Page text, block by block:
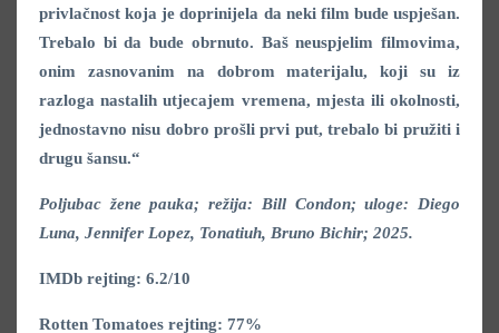
privlačnost koja je doprinijela da neki film bude uspješan.
Trebalo bi da bude obrnuto. Baš neuspjelim filmovima,
onim zasnovanim na dobrom materijalu, koji su iz
razloga nastalih utjecajem vremena, mjesta ili okolnosti,
jednostavno nisu dobro prošli prvi put, trebalo bi pružiti i
drugu šansu.“
Poljubac žene pauka; režija: Bill Condon; uloge: Diego
Luna, Jennifer Lopez, Tonatiuh, Bruno Bichir; 2025.
IMDb rejting: 6.2/10
Rotten Tomatoes rejting: 77%